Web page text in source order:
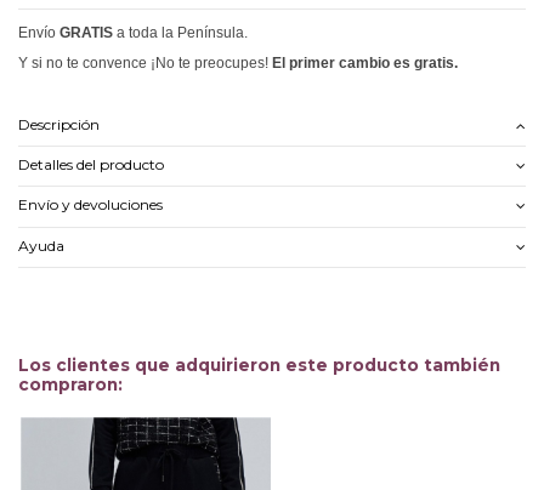
Envío GRATIS a toda la Península.
Y si no te convence ¡No te preocupes! El primer cambio es gratis.
Descripción
Detalles del producto
Envío y devoluciones
Ayuda
Los clientes que adquirieron este producto también
compraron: